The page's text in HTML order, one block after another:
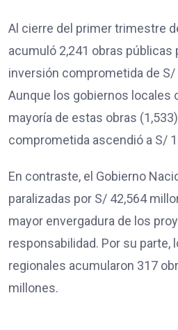
Al cierre del primer trimestre
acumuló 2,241 obras públicas
inversión comprometida de S/
Aunque los gobiernos locales
mayoría de estas obras
comprometida ascendió a S/
En contraste, el Gobierno
paralizadas por S/ 42,564
mayor envergadura de los
responsabilidad. Por su parte,
regionales acumularon 317
millones.